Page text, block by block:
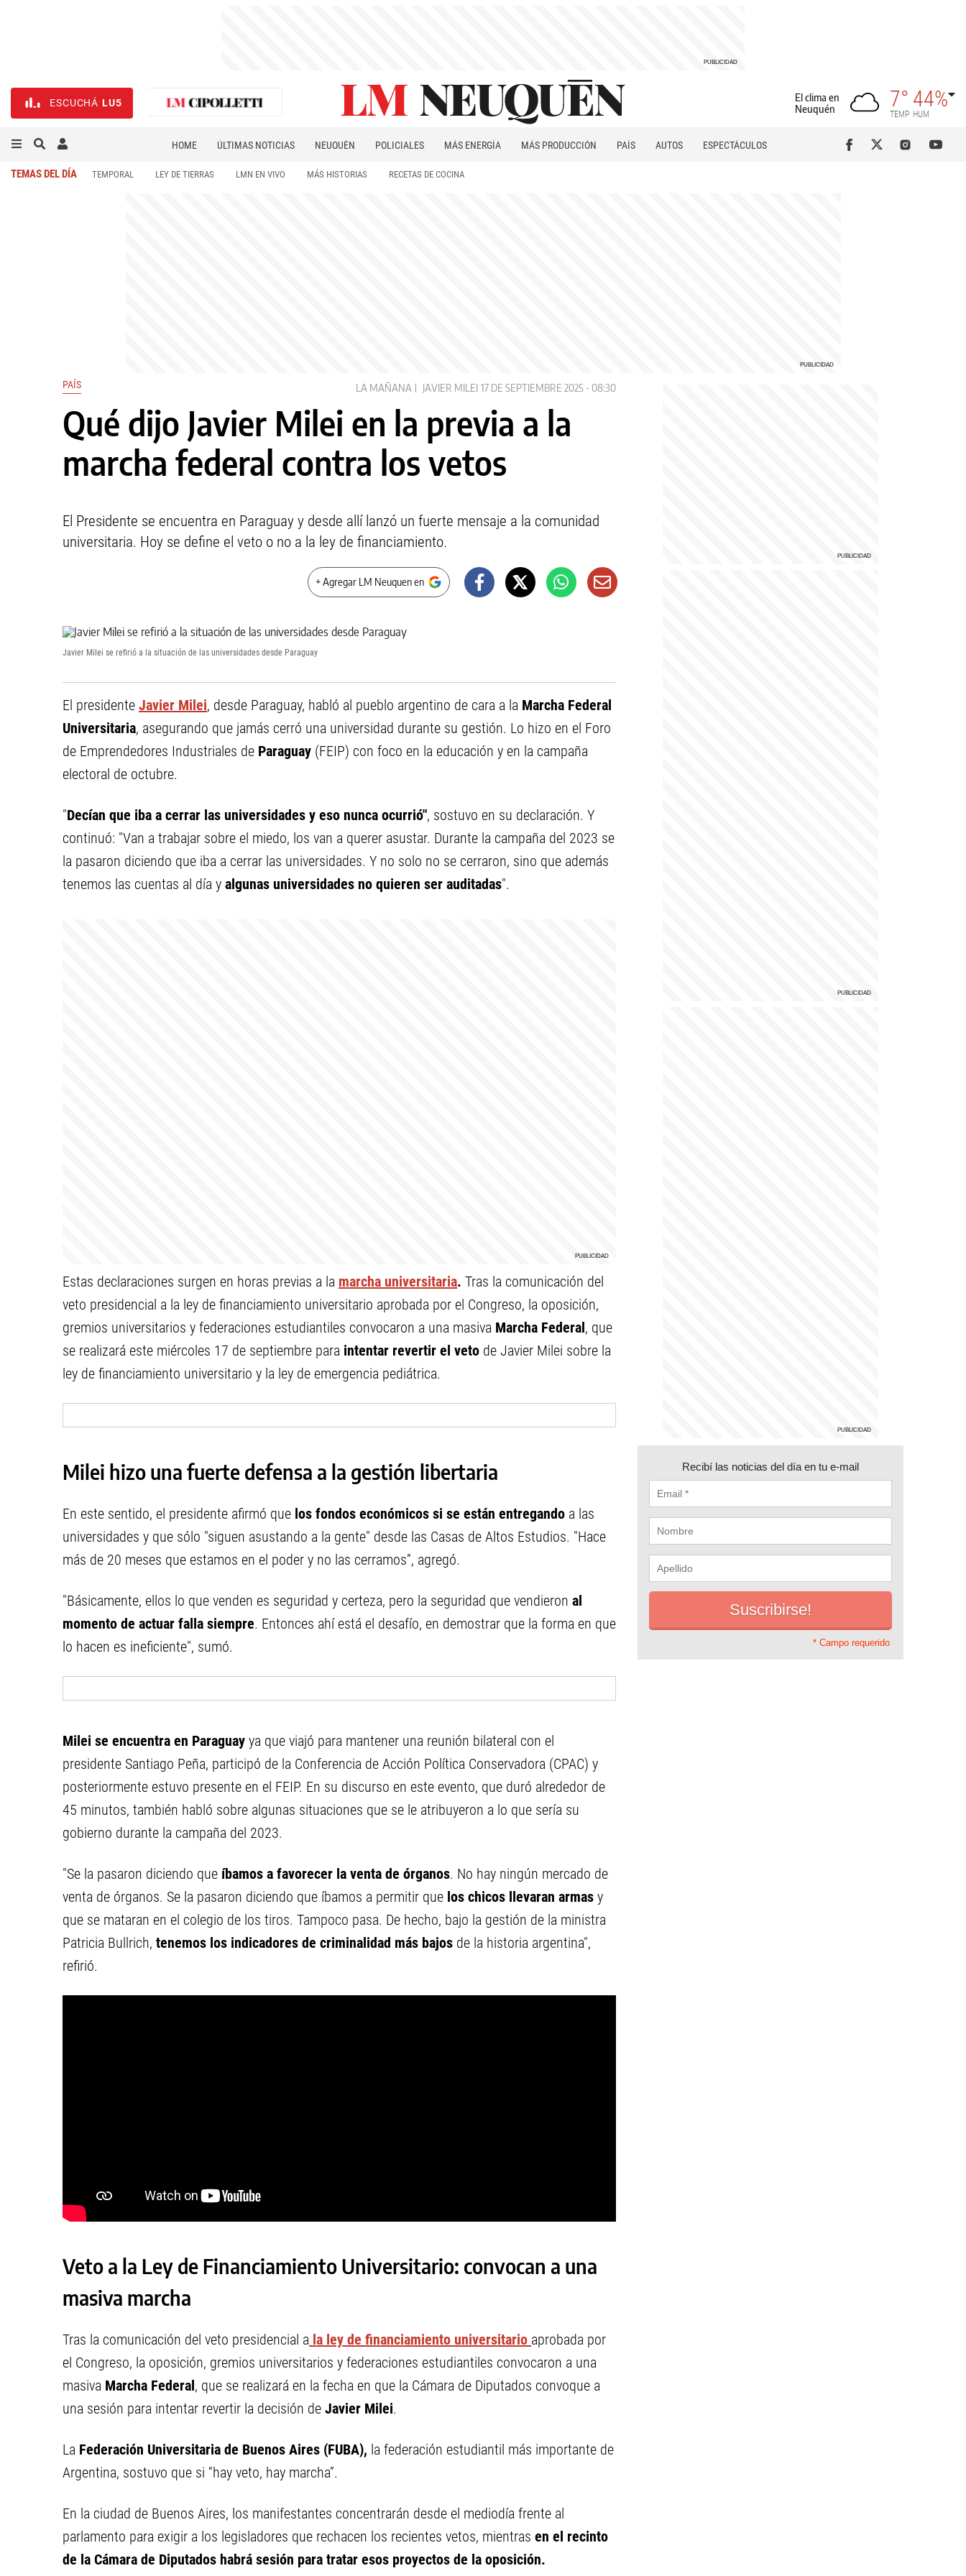
ESCUCHÁ LU5
El clima en
Neuquén
7°
TEMP
44%
HUM
HOME ÚLTIMAS NOTICIAS NEUQUÉN POLICIALES MÁS ENERGÍA MÁS PRODUCCIÓN PAÍS AUTOS
ESPECTÁCULOS
TEMAS DEL DÍA TEMPORAL LEY DE TIERRAS LMN EN VIVO MÁS HISTORIAS RECETAS DE COCINA
PAÍS LA MAÑANA JAVIER MILEI 17 DE SEPTIEMBRE 2025 - 08:30
Qué dijo Javier Milei en la previa a la
marcha federal contra los vetos
El Presidente se encuentra en Paraguay y desde allí lanzó un fuerte mensaje a la comunidad
universitaria. Hoy se define el veto o no a la ley de financiamiento.
+ Agregar LM Neuquen en
Javier Milei se refirió a la situación de las universidades desde Paraguay
El presidente Javier Milei, desde Paraguay, habló al pueblo argentino de cara a la Marcha Federal
Universitaria, asegurando que jamás cerró una universidad durante su gestión. Lo hizo en el Foro
de Emprendedores Industriales de Paraguay (FEIP) con foco en la educación y en la campaña
electoral de octubre.
"Decían que iba a cerrar las universidades y eso nunca ocurrió", sostuvo en su declaración. Y
continuó: "Van a trabajar sobre el miedo, los van a querer asustar. Durante la campaña del 2023 se
la pasaron diciendo que iba a cerrar las universidades. Y no solo no se cerraron, sino que además
tenemos las cuentas al día y algunas universidades no quieren ser auditadas".
Estas declaraciones surgen en horas previas a la marcha universitaria. Tras la comunicación del
veto presidencial a la ley de financiamiento universitario aprobada por el Congreso, la oposición,
gremios universitarios y federaciones estudiantiles convocaron a una masiva Marcha Federal, que
se realizará este miércoles 17 de septiembre para intentar revertir el veto de Javier Milei sobre la
ley de financiamiento universitario y la ley de emergencia pediátrica.
Milei hizo una fuerte defensa a la gestión libertaria
En este sentido, el presidente afirmó que los fondos económicos si se están entregando a las
universidades y que sólo "siguen asustando a la gente" desde las Casas de Altos Estudios. "Hace
más de 20 meses que estamos en el poder y no las cerramos”, agregó.
"Básicamente, ellos lo que venden es seguridad y certeza, pero la seguridad que vendieron al
momento de actuar falla siempre. Entonces ahí está el desafío, en demostrar que la forma en que
lo hacen es ineficiente", sumó.
Milei se encuentra en Paraguay ya que viajó para mantener una reunión bilateral con el
presidente Santiago Peña, participó de la Conferencia de Acción Política Conservadora (CPAC) y
posteriormente estuvo presente en el FEIP. En su discurso en este evento, que duró alrededor de
45 minutos, también habló sobre algunas situaciones que se le atribuyeron a lo que sería su
gobierno durante la campaña del 2023.
"Se la pasaron diciendo que íbamos a favorecer la venta de órganos. No hay ningún mercado de
venta de órganos. Se la pasaron diciendo que íbamos a permitir que los chicos llevaran armas y
que se mataran en el colegio de los tiros. Tampoco pasa. De hecho, bajo la gestión de la ministra
Patricia Bullrich, tenemos los indicadores de criminalidad más bajos de la historia argentina",
refirió.
Veto a la Ley de Financiamiento Universitario: convocan a una
masiva marcha
Tras la comunicación del veto presidencial a la ley de financiamiento universitario aprobada por
el Congreso, la oposición, gremios universitarios y federaciones estudiantiles convocaron a una
masiva Marcha Federal, que se realizará en la fecha en que la Cámara de Diputados convoque a
una sesión para intentar revertir la decisión de Javier Milei.
La Federación Universitaria de Buenos Aires (FUBA), la federación estudiantil más importante de
Argentina, sostuvo que si “hay veto, hay marcha”.
En la ciudad de Buenos Aires, los manifestantes concentrarán desde el mediodía frente al
parlamento para exigir a los legisladores que rechacen los recientes vetos, mientras en el recinto
de la Cámara de Diputados habrá sesión para tratar esos proyectos de la oposición.
Recibí las noticias del día en tu e-mail
* Campo requerido